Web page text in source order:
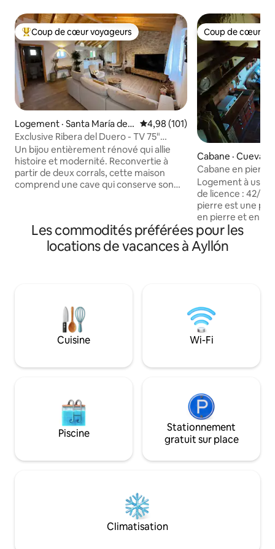
Coup de cœur voyageurs parmi les plus aimés
Coup de cœur voyageurs
Logement · Santa María del
Mercadillo
Note moyenne de 4,98 sur 5,
4,98 (101)
Exclusive Ribera del Duero - TV 75"
Netflix et Wifi
Un bijou entièrement rénové qui allie
histoire et modernité. Reconvertie à
partir de deux corrals, cette maison
comprend une cave qui conserve son
toutes les commodités, profitez de vos
séries et films préférés sur Netflix tout
en savourant un café fraîchement
Choisissez-nous !
Coup de cœur
Coup de cœur
Cabane · Cuevas
Cabane en
Logement à
de licence : 42/000223) Le
pierre est une
en pierre et en
reconnecter à
qui vous entoure.
spéciale,
conditions, qui
toujours à celles d'un
vous qu'il répond
Les commodités préférées pour les
locations de vacances à Ayllón
Cuisine Wi-Fi
Piscine
Stationnement
gratuit sur place
Climatisation